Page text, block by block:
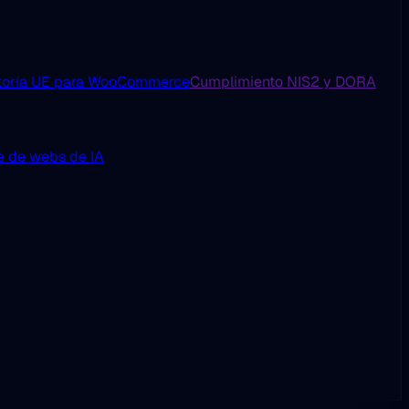
UE para WooCommerceCumplimiento NIS2 y DORA
de webs de IA